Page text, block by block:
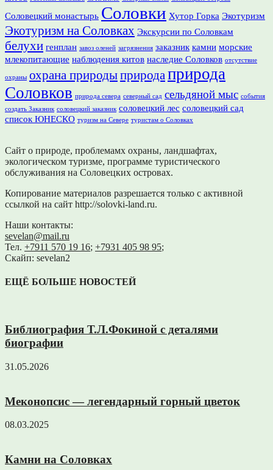
Соловецкий монастырь Соловки Хутор Горка Экотуризм
Экотуризм на Соловках Экскурсии по Соловкам
белухи генплан завоз оленей загрязнения заказник камни морские
млекопитающие наблюдения китов наследие Соловков отсутствие
охраны охрана природыприродаприрода
Соловков природа севера северный сад сельдяной мыс события
создать Заказник соловецкий заказник соловецкий лес соловецкий сад
список ЮНЕСКО туризм на Севере туристам о Соловках
Сайт о природе, проблемамх охраны, ландшафтах,
экологическом туризме, программе туристического
обслуживания на Соловецких островах.
Копирование материалов разрешается только с активной
ссылкой на сайт http://solovki-land.ru.
Наши контакты:
sevelan@mail.ru
Тел. +7911 570 19 16; +7931 405 98 95;
Скайп: sevelan2
ЕЩЁ БОЛЬШЕ НОВОСТЕЙ
Библиография Т.Л.Фокиной с деталями
биографии
31.05.2026
Меконопсис — легендарный горный цветок
08.03.2025
Камни на Соловках